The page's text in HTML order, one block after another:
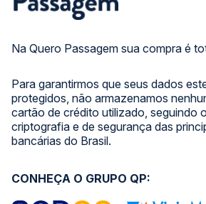
Na Quero Passagem sua compra é
Para garantirmos que seus dados
protegidos, não armazenamos
cartão de crédito utilizado, seguindo
criptografia e de segurança das
bancárias do Brasil.
CONHEÇA O GRUPO QP: